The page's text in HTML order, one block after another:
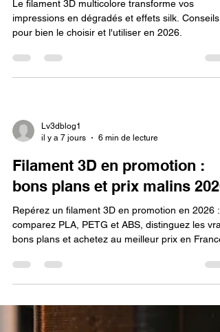
guide complet pour 2026
Le filament 3D multicolore transforme vos
pour bien le choisir et l'utiliser en 2026.
il y a 7 jours
6 min de lecture
Filament 3D en promotion :
bons plans et prix malins 2026
Repérez un filament 3D en promotion en 2026 :
bons plans et achetez au meilleur prix en